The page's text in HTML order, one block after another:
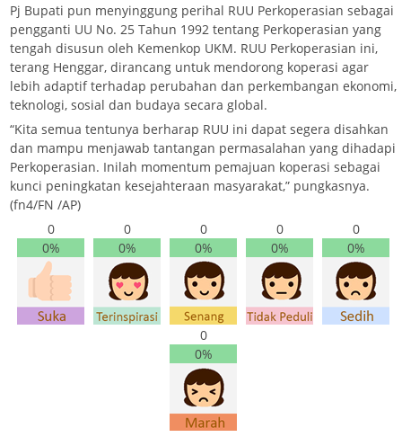
Pj Bupati pun menyinggung perihal RUU Perkoperasian sebagai
pengganti UU No. 25 Tahun 1992 tentang Perkoperasian yang
tengah disusun oleh Kemenkop UKM. RUU Perkoperasian ini,
terang Henggar, dirancang untuk mendorong koperasi agar
lebih adaptif terhadap perubahan dan perkembangan ekonomi,
teknologi, sosial dan budaya secara global.
“Kita semua tentunya berharap RUU ini dapat segera disahkan
dan mampu menjawab tantangan permasalahan yang dihadapi
Perkoperasian. Inilah momentum pemajuan koperasi sebagai
kunci peningkatan kesejahteraan masyarakat,” pungkasnya.
(fn4/FN /AP)
0
0%
0
0%
0
0%
0
0%
0
0%
0
0%